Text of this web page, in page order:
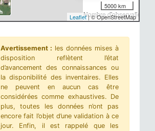
Nombre d'observations-
5000 km
Leaflet| © OpenStreetMap
Avertissement : les données mises à
disposition reflètent l’état
d’avancement des connaissances ou
la disponibilité des inventaires. Elles
ne peuvent en aucun cas être
considérées comme exhaustives. De
plus, toutes les données n’ont pas
encore fait l’objet d’une validation à ce
jour. Enfin, il est rappelé que les